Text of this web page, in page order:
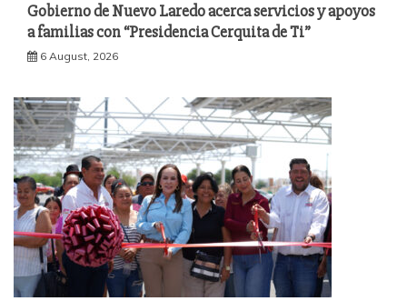
Gobierno de Nuevo Laredo acerca servicios y apoyos
a familias con “Presidencia Cerquita de Ti”
6 August, 2026